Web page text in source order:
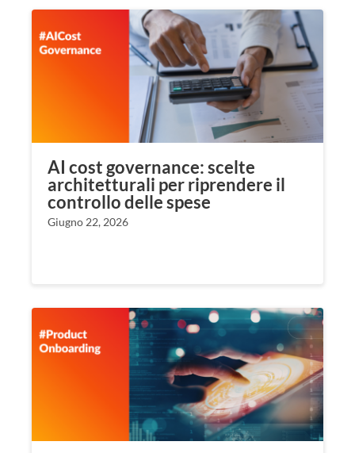
AI cost governance: scelte
architetturali per riprendere il
controllo delle spese
Giugno 22, 2026